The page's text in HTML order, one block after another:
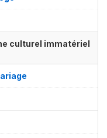
culturel immatériel